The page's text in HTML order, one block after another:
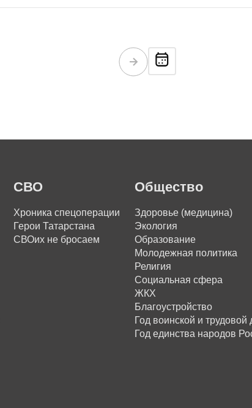
СВО
Хроника спецоперации
Герои Татарстана
СВОих не бросаем
Общество
Здоровье (медицина)
Экология
Образование
Молодежная политика
Религия
Социальная сфера
ЖКХ
Благоустройство
Год воинской и трудовой
Год единства народов